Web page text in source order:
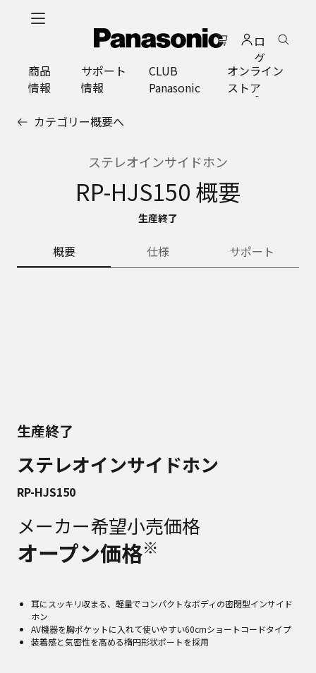
ロ
グ
イ
ン
商品
情報
サポート
情報
CLUB
Panasonic
オンライン
ストア
カテゴリー概要へ
ステレオインサイドホン
RP-HJS150 概要
生産終了
概要 仕様 サポート
生産終了
ステレオインサイドホン
RP-HJS150
メーカー希望小売価格
オープン価格※
耳にスッキリ収まる、軽量でコンパクトなボディの密閉型インサイド
ホン
AV機器を胸ポケットに入れて使いやすい60cmショートコードタイプ
装着感と気密性を高める楕円形状ポートを採用